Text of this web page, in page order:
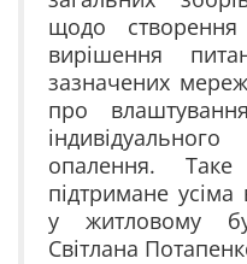
щодо створення
вирішення
зазначених
про
опалення.
підтримане
у житловому
Світлана